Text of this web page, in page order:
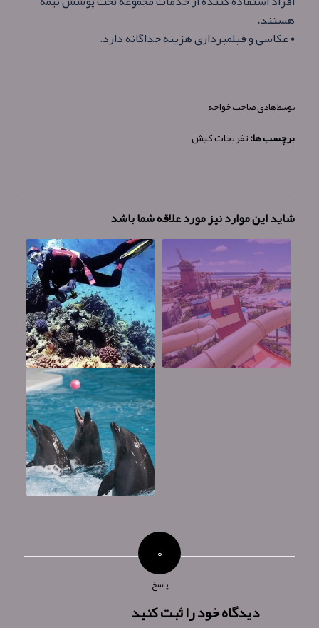
هستند.
• عکاسی و فیلمبرداری هزینه جداگانه دارد.
توسطهادی صاحب خواجه
برچسب ها:تفریحات کیش
شاید این موارد نیز مورد علاقه شما باشد
۰
پاسخ
دیدگاه خود را ثبت کنید